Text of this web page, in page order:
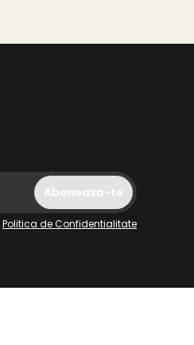
Politica de Confidentialitate